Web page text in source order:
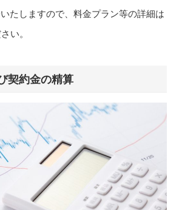
たしますので、料金プラン等の詳細は
い。
契約金の精算